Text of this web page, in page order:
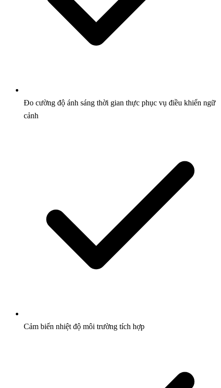
Đo cường độ ánh sáng thời gian thực phục vụ điều khiển ngữ
cảnh
Cảm biến nhiệt độ môi trường tích hợp